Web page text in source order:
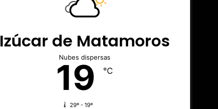
Izúcar de Matamoros
Nubes dispersas
19 ℃
29º - 19º